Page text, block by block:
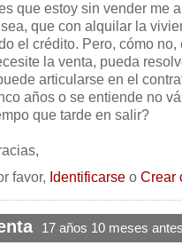
que estoy sin vender me
que con alquilar la
el crédito. Pero, cómo
la venta, pueda
articularse en el
años o se entiende no
que tarde en salir?
favor, Identificarse o Crear
17 años 10 meses antes